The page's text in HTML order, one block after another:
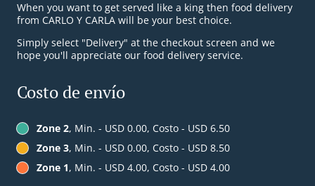
When you want to get served like a king then food delivery
from CARLO Y CARLA will be your best choice.
Simply select "Delivery" at the checkout screen and we
hope you'll appreciate our food delivery service.
Costo de envío
Zone 2, Min. - USD 0.00, Costo - USD 6.50
Zone 3, Min. - USD 0.00, Costo - USD 8.50
Zone 1, Min. - USD 4.00, Costo - USD 4.00